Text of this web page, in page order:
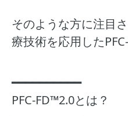
そのような方に注目
療技術を応用した
━━━━━━━━━━
PFC-FD™2.0とは？